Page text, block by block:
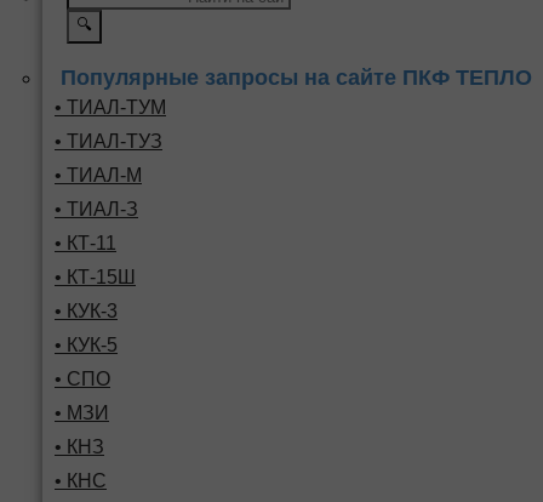
🔍
Популярные запросы на сайте ПКФ ТЕПЛО
• ТИАЛ-ТУМ
• ТИАЛ-ТУЗ
• ТИАЛ-М
• ТИАЛ-З
• КТ-11
• КТ-15Ш
• КУК-3
• КУК-5
• СПО
• МЗИ
• КНЗ
• КНС